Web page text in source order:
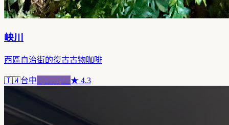
岟川
西區自治街的復古古物咖啡
🇹🇼台中 ★ 4.3